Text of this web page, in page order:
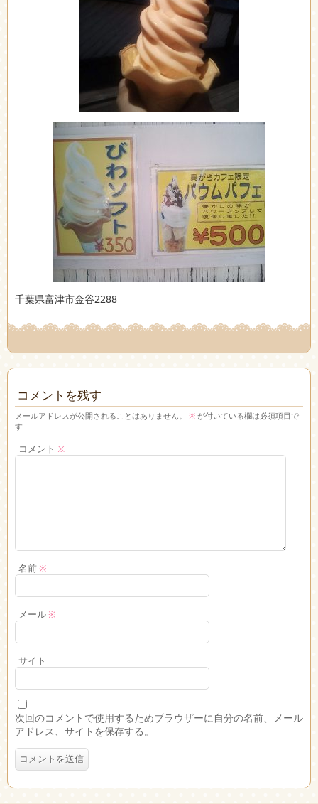
千葉県富津市金谷2288
コメントを残す
メールアドレスが公開されることはありません。 ※ が付いている欄は必須項目で
す
コメント ※
名前※
メール※
サイト
次回のコメントで使用するためブラウザーに自分の名前、メール
アドレス、サイトを保存する。